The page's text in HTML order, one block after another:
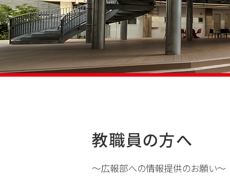
教職員の方へ
～広報部への情報提供のお願い～